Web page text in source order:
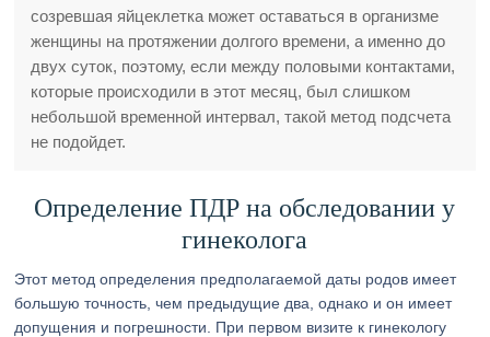
созревшая яйцеклетка может оставаться в организме
женщины на протяжении долгого времени, а именно до
двух суток, поэтому, если между половыми контактами,
которые происходили в этот месяц, был слишком
небольшой временной интервал, такой метод подсчета
не подойдет.
Определение ПДР на обследовании у
гинеколога
Этот метод определения предполагаемой даты родов имеет
большую точность, чем предыдущие два, однако и он имеет
допущения и погрешности. При первом визите к гинекологу